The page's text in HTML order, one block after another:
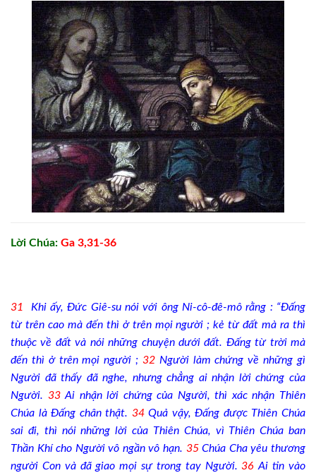
Lời Chúa: Ga 3,31-36
31
Khi ấy, Đức Giê-su nói với ông Ni-cô-đê-mô rằng : “Đấng
từ trên cao mà đến thì ở trên mọi người ; kẻ từ đất mà ra thì
thuộc về đất và nói những chuyện dưới đất. Đấng từ trời mà
đến thì ở trên mọi người ; 32Người làm chứng về những gì
Người đã thấy đã nghe, nhưng chẳng ai nhận lời chứng của
Người. 33Ai nhận lời chứng của Người, thì xác nhận Thiên
Chúa là Đấng chân thật. 34Quả vậy, Đấng được Thiên Chúa
sai đi, thì nói những lời của Thiên Chúa, vì Thiên Chúa ban
Thần Khí cho Người vô ngần vô hạn. 35Chúa Cha yêu thương
người Con và đã giao mọi sự trong tay Người.36 Ai tin vào